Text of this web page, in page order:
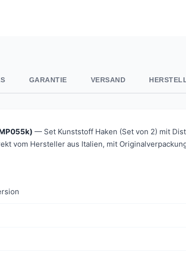
GARANTIE VERSAND
— Set Kunststoff Haken (Set von 2) mit
vom Hersteller aus Italien, mit